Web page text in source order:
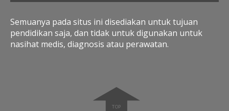
Semuanya pada situs ini disediakan untuk tujuan
pendidikan saja, dan tidak untuk digunakan untuk
nasihat medis, diagnosis atau perawatan.